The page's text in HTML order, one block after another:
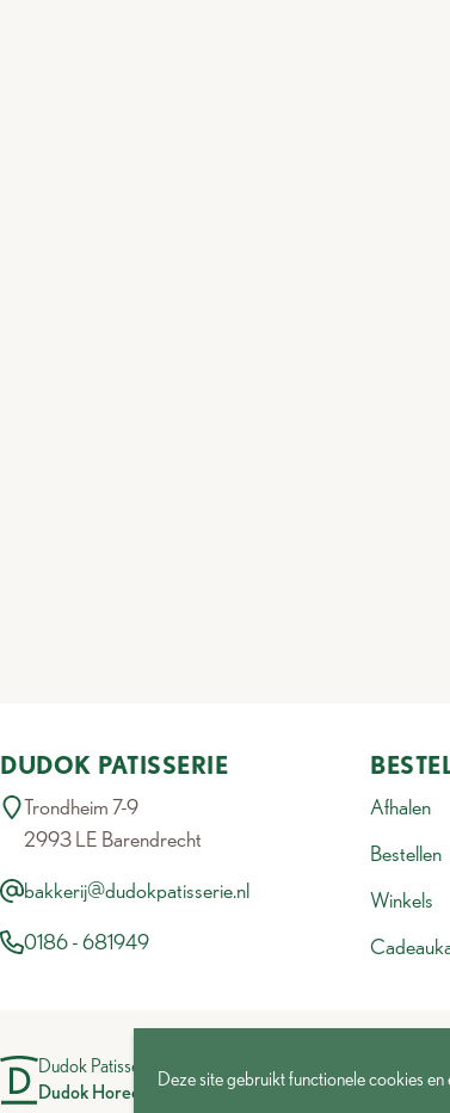
Deze site gebruikt functionele cookies
DUDOK PATISSERIE
Trondheim 7-9
2993 LE Barendrecht
bakkerij@dudokpatisserie.nl
0186 - 681949
Afhalen
Bestellen
Winkels
Dudok Patisserie is onderdeel van de
Dudok Horeca Groep